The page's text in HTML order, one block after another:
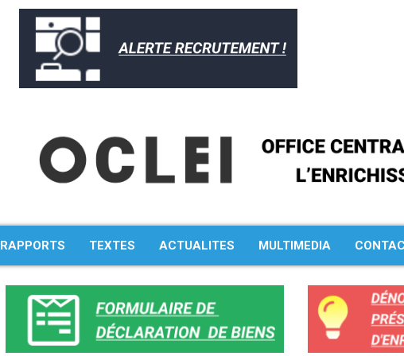
RAPPORTS TEXTES ACTUALITES MULTIMEDIA
Rechercher :